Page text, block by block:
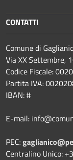
CONTATTI
Comune di
Via XX Settembre,
Codice Fiscale:
Partita IVA:
IBAN: #
E-mail:
PEC:
Centralino Unico: